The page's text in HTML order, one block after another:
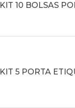
KIT 10 BOLSAS
KIT 5 PORTA